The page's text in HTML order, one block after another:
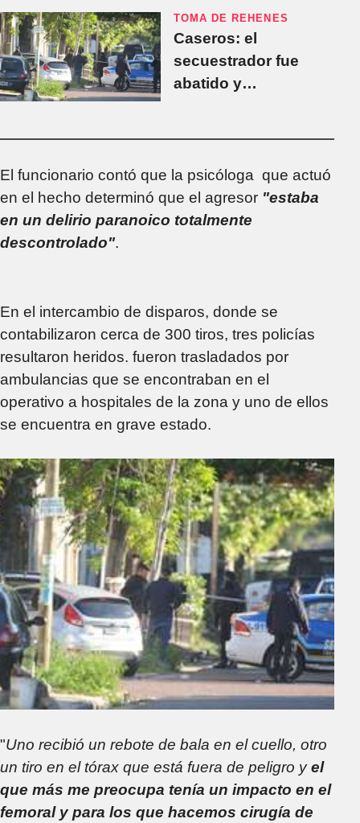
TOMA DE REHENES
Caseros: el
secuestrador fue
abatido y
El funcionario contó que la psicóloga que actuó
en el hecho determinó que el agresor "estaba
en un delirio paranoico totalmente
descontrolado".
En el intercambio de disparos, donde se
contabilizaron cerca de 300 tiros, tres policías
resultaron heridos. fueron trasladados por
ambulancias que se encontraban en el
operativo a hospitales de la zona y uno de ellos
se encuentra en grave estado.
"Uno recibió un rebote de bala en el cuello, otro
un tiro en el tórax que está fuera de peligro yel
que más me preocupa tenía un impacto en el
femoral y para los que hacemos cirugía de